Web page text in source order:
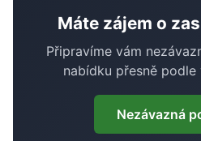
Máte zájem o
Připravíme vám
nabídku přesně podle
Nezávazná